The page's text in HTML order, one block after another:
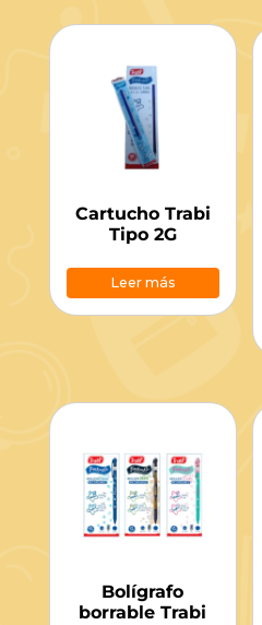
Cartucho Trabi
Tipo 2G
Leer más
Bolígrafo
borrable Trabi